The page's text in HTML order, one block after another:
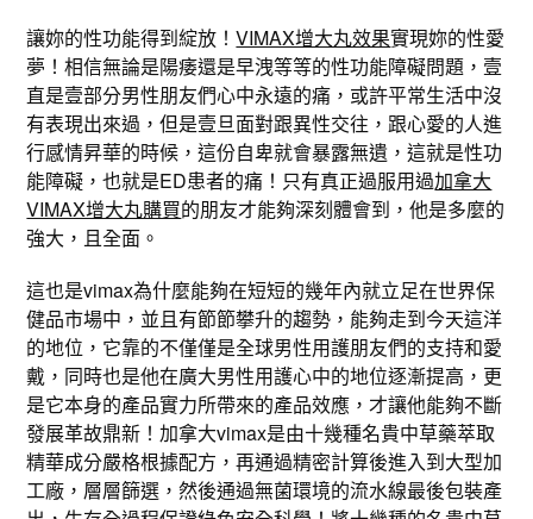
讓妳的性功能得到綻放！VIMAX增大丸效果實現妳的性愛
夢！相信無論是陽痿還是早洩等等的性功能障礙問題，壹
直是壹部分男性朋友們心中永遠的痛，或許平常生活中沒
有表現出來過，但是壹旦面對跟異性交往，跟心愛的人進
行感情昇華的時候，這份自卑就會暴露無遺，這就是性功
能障礙，也就是ED患者的痛！只有真正過服用過加拿大
VIMAX增大丸購買的朋友才能夠深刻體會到，他是多麼的
強大，且全面。
這也是vimax為什麼能夠在短短的幾年內就立足在世界保
健品市場中，並且有節節攀升的趨勢，能夠走到今天這洋
的地位，它靠的不僅僅是全球男性用護朋友們的支持和愛
戴，同時也是他在廣大男性用護心中的地位逐漸提高，更
是它本身的產品實力所帶來的產品效應，才讓他能夠不斷
發展革故鼎新！加拿大vimax是由十幾種名貴中草藥萃取
精華成分嚴格根據配方，再通過精密計算後進入到大型加
工廠，層層篩選，然後通過無菌環境的流水線最後包裝產